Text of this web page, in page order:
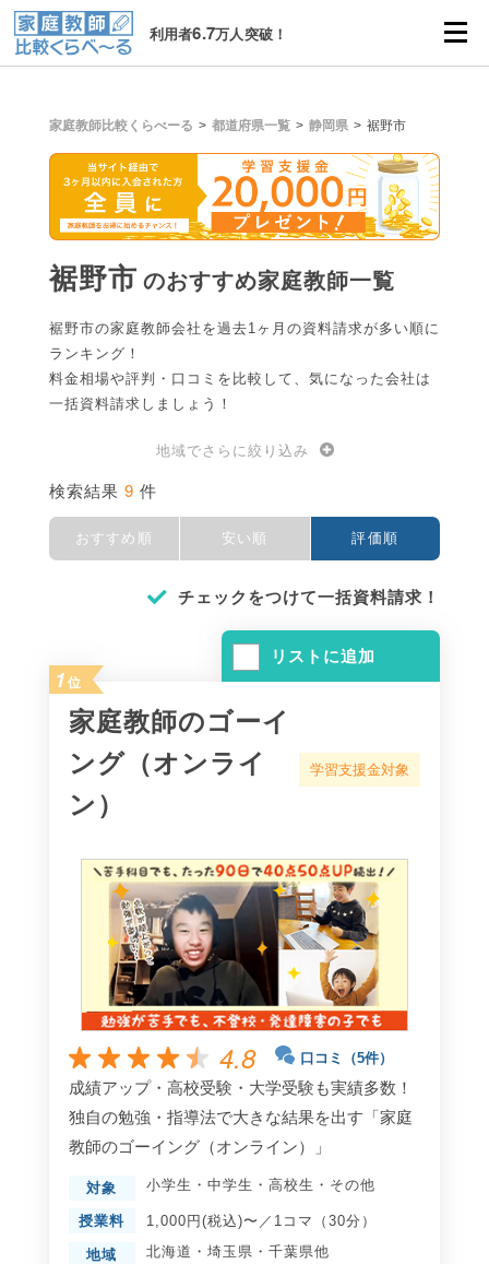
利用者6.7万人突破！
家庭教師比較くらべーる 都道府県一覧 静岡県 裾野市
裾野市 のおすすめ家庭教師一覧
裾野市の家庭教師会社を過去1ヶ月の資料請求が多い順に
ランキング！
料金相場や評判・口コミを比較して、気になった会社は
一括資料請求しましょう！
地域でさらに絞り込み
検索結果 9 件
おすすめ順 安い順 評価順
チェックをつけて一括資料請求！
リストに追加
1 位
家庭教師のゴーイ
ング（オンライ
ン）
学習支援金対象
4.8 口コミ（5件）
成績アップ・高校受験・大学受験も実績多数！
独自の勉強・指導法で大きな結果を出す「家庭
教師のゴーイング（オンライン）」
対象 小学生 ・ 中学生 ・ 高校生 ・ その他
授業料 1,000円(税込)〜／1コマ（30分）
地域 北海道 ・ 埼玉県 ・ 千葉県他